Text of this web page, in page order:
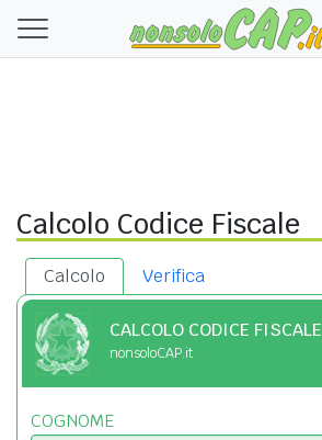
Calcolo Codice Fiscale
Calcolo Verifica
CALCOLO CODICE FISCALE
nonsoloCAP.it
COGNOME